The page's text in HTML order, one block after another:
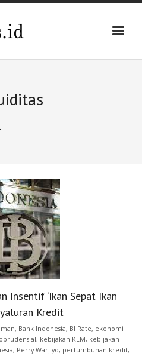
Insentif ‘Ikan Sepat Ikan
Kredit
, Bank Indonesia, BI Rate, ekonomi
, kebijakan KLM, kebijakan
, Perry Warjiyo, pertumbuhan kredit,